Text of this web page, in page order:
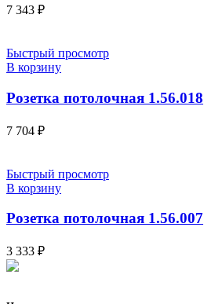
7 343 ₽
Быстрый просмотр
В корзину
Розетка потолочная 1.56.018
7 704 ₽
Быстрый просмотр
В корзину
Розетка потолочная 1.56.007
3 333 ₽